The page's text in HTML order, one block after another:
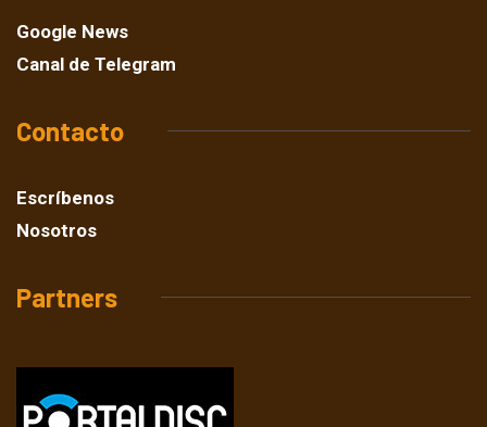
Google News
Canal de Telegram
Contacto
Escríbenos
Nosotros
Partners